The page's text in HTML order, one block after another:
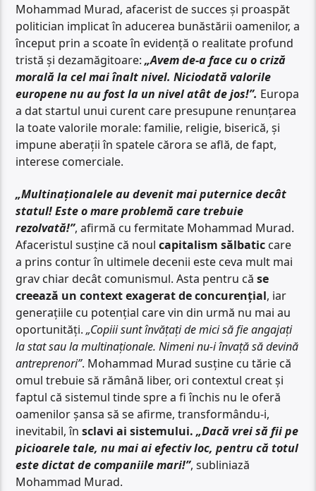
Mohammad Murad, afacerist de succes și proaspăt
politician implicat în aducerea bunăstării oamenilor, a
început prin a scoate în evidență o realitate profund
tristă și dezamăgitoare:„Avem de-a face cu o criză
morală la cel mai înalt nivel. Niciodată valorile
europene nu au fost la un nivel atât de jos!”. Europa
a dat startul unui curent care presupune renunțarea
la toate valorile morale: familie, religie, biserică, și
impune aberații în spatele cărora se află, de fapt,
interese comerciale.
„Multinaționalele au devenit mai puternice decât
statul! Este o mare problemă care trebuie
rezolvată!”, afirmă cu fermitate Mohammad Murad.
Afaceristul susține că noulcapitalism sălbatic care
a prins contur în ultimele decenii este ceva mult mai
grav chiar decât comunismul. Asta pentru căse
creează un context exagerat de concurențial, iar
generațiile cu potențial care vin din urmă nu mai au
oportunități.„Copiii sunt învățați de mici să fie angajați
la stat sau la multinaționale. Nimeni nu-i învață să devină
antreprenori”. Mohammad Murad susține cu tărie că
omul trebuie să rămână liber, ori contextul creat și
faptul că sistemul tinde spre a fi închis nu le oferă
oamenilor șansa să se afirme, transformându-i,
inevitabil, însclavi ai sistemului. „Dacă vrei să fii pe
picioarele tale, nu mai ai efectiv loc, pentru că totul
este dictat de companiile mari!”, subliniază
Mohammad Murad.